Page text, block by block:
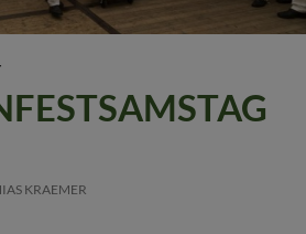
KRAEMER